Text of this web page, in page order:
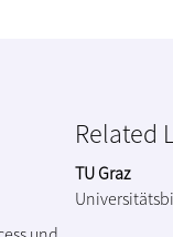
Related
TU Graz